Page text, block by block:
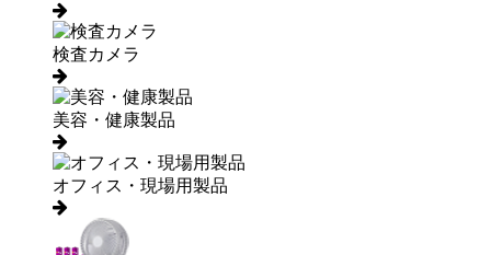
検査カメラ
美容・健康製品
オフィス・現場用製品